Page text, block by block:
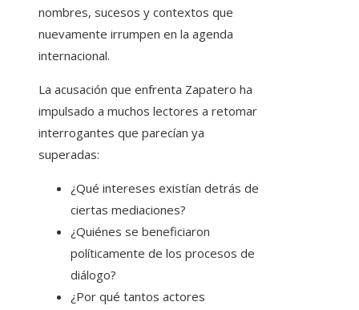
nombres, sucesos y contextos que
nuevamente irrumpen en la agenda
internacional.
La acusación que enfrenta Zapatero ha
impulsado a muchos lectores a retomar
interrogantes que parecían ya
superadas:
¿Qué intereses existían detrás de
ciertas mediaciones?
¿Quiénes se beneficiaron
políticamente de los procesos de
diálogo?
¿Por qué tantos actores